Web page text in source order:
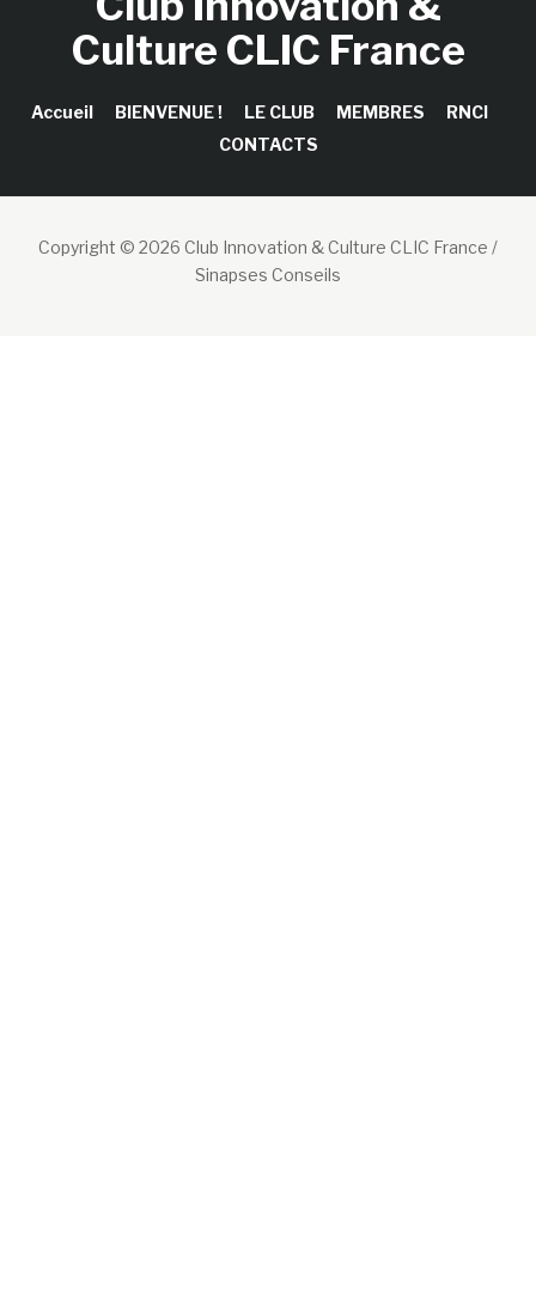
Culture CLIC France
Accueil BIENVENUE ! LE CLUB MEMBRES
RNCI
CONTACTS
Copyright © 2026 Club Innovation & Culture CLIC France /
Sinapses Conseils